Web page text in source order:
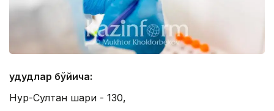
Ҳудудлар бўйича:
Нур-Султан шаҳри - 130,